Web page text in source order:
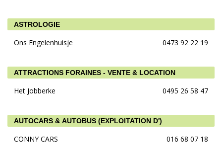
ASTROLOGIE
Ons Engelenhuisje 0473 92 22 19
ATTRACTIONS FORAINES - VENTE & LOCATION
Het Jobberke 0495 26 58 47
AUTOCARS & AUTOBUS (EXPLOITATION D')
CONNY CARS 016 68 07 18